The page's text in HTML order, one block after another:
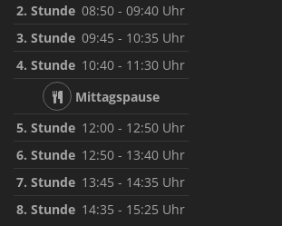
2. Stunde 08:50 - 09:40 Uhr
3. Stunde 09:45 - 10:35 Uhr
4. Stunde 10:40 - 11:30 Uhr
Mittagspause
5. Stunde 12:00 - 12:50 Uhr
6. Stunde 12:50 - 13:40 Uhr
7. Stunde 13:45 - 14:35 Uhr
8. Stunde 14:35 - 15:25 Uhr